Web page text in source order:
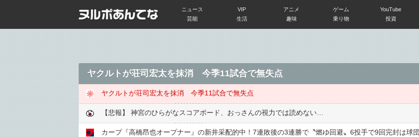
ニュース VIP アニメ ゲーム YouTube
芸能
生活 趣味 乗り物 投資
ヤクルトが荘司宏太を抹消 今季11試合で無失点
ヤクルトが荘司宏太を抹消 今季11試合で無失点
【悲報】 神宮のひらがなスコアボード、おっさんの視力では読めない…